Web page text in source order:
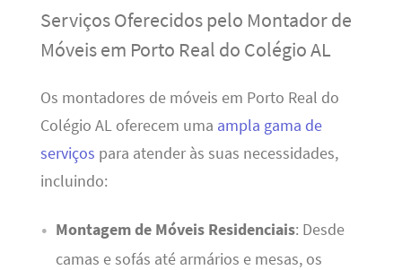
Serviços Oferecidos pelo Montador de
Móveis em Porto Real do Colégio AL
Os montadores de móveis em Porto Real do
Colégio AL oferecem uma ampla gama de
serviços para atender às suas necessidades,
incluindo:
Montagem de Móveis Residenciais: Desde
camas e sofás até armários e mesas, os